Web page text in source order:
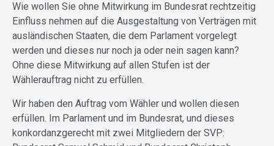
Wie wollen Sie ohne Mitwirkung im Bundesrat rechtzeitig
Einfluss nehmen auf die Ausgestaltung von Verträgen mit
ausländischen Staaten, die dem Parlament vorgelegt
werden und dieses nur noch ja oder nein sagen kann?
Ohne diese Mitwirkung auf allen Stufen ist der
Wählerauftrag nicht zu erfüllen.
Wir haben den Auftrag vom Wähler und wollen diesen
erfüllen. Im Parlament und im Bundesrat, und dieses
konkordanzgerecht mit zwei Mitgliedern der SVP: